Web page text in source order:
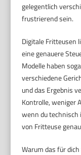
gelegentlich
frustrierend sein.
Digitale Fritteusen
eine genauere
Modelle haben
verschiedene
und das Ergebnis
Kontrolle, weniger
wenn du
von Fritteuse
Warum das für